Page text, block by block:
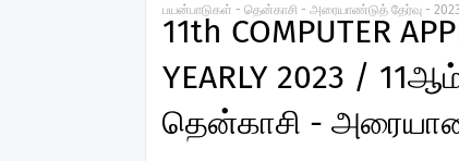
பயன்பாடுகள் - தென்காசி - அரையாண்டுத் தேர்வு -
11th COMPUTER
YEARLY 2023 /
தென்காசி -